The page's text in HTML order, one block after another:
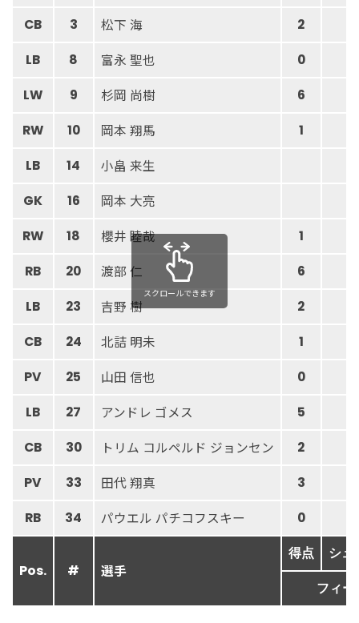
CB 3 松下 海 2
LB 8 富永 聖也 0
LW 9 杉岡 尚樹 6
RW 10 岡本 翔馬 1
LB 14 小畠 来生
GK 16 岡本 大亮
RW 18 櫻井 睦哉 1
RB 20 渡部 仁 6
LB 23 吉野 樹 2
CB 24 北詰 明未 1
PV 25 山田 信也 0
LB 27 アンドレ ゴメス 5
CB 30 トリム コルペルド ジョンセン 2
PV 33 田代 翔真 3
RB 34 パウエル パチコフスキー 0
Pos. # 選手
得点 シュ
フィー
スクロールできます